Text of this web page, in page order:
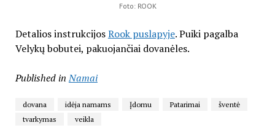
Foto: ROOK
Detalios instrukcijosRook puslapyje. Puiki pagalba
Velykų bobutei, pakuojančiai dovanėles.
Published in Namai
dovana idėja namams Įdomu Patarimai
šventė
tvarkymas
veikla